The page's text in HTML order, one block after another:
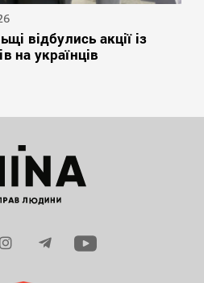
відбулись акції із
на українців